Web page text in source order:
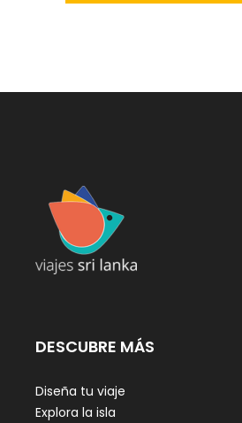
DESCUBRE MÁS
Diseña tu viaje
Explora la isla